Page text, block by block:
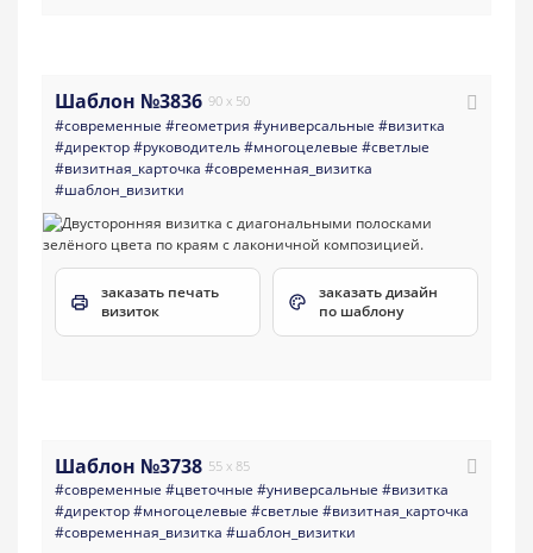
Шаблон №3836 90 x 50
#современные #геометрия #универсальные #визитка
#директор#руководитель#многоцелевые #светлые
#визитная_карточка #современная_визитка
#шаблон_визитки
заказать печать
визиток
заказать дизайн
по шаблону
Шаблон №3738 55 x 85
#современные #цветочные #универсальные #визитка
#директор#многоцелевые #светлые #визитная_карточка
#современная_визитка #шаблон_визитки